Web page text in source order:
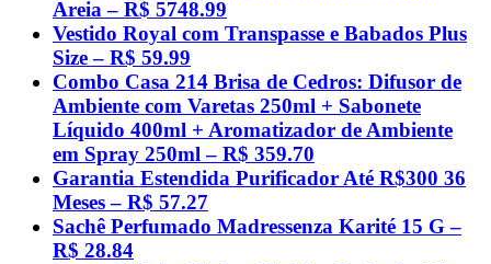
Areia – R$ 5748.99
Vestido Royal com Transpasse e Babados Plus
Size – R$ 59.99
Combo Casa 214 Brisa de Cedros: Difusor de
Ambiente com Varetas 250ml + Sabonete
Líquido 400ml + Aromatizador de Ambiente
em Spray 250ml – R$ 359.70
Garantia Estendida Purificador Até R$300 36
Meses – R$ 57.27
Sachê Perfumado Madressenza Karité 15 G –
R$ 28.84